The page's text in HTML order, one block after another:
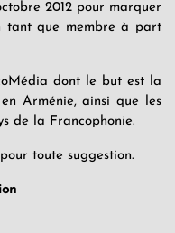
2012 pour marquer
tant que membre à part
dont le but est la
Arménie, ainsi que les
de la Francophonie.
toute suggestion.